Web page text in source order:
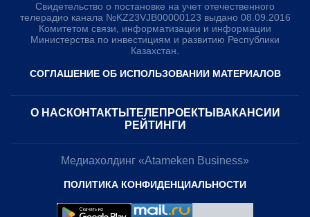
Свидетельство о постановке на учет отечественного
телерадио канала №KZ23VJB00000123 выдано 08.09.2016
Комитетом связи, информатизации и информации
Министерства по инвестициям и развитию Республики
Казахстан.
СОГЛАШЕНИЕ ОБ ИСПОЛЬЗОВАНИИ МАТЕРИАЛОВ
О НАС КОНТАКТЫ ТЕЛЕПРОЕКТЫ ВАКАНСИИ
РЕЙТИНГИ
Медиахолдинг «Atameken Business»
ПОЛИТИКА КОНФИДЕНЦИАЛЬНОСТИ